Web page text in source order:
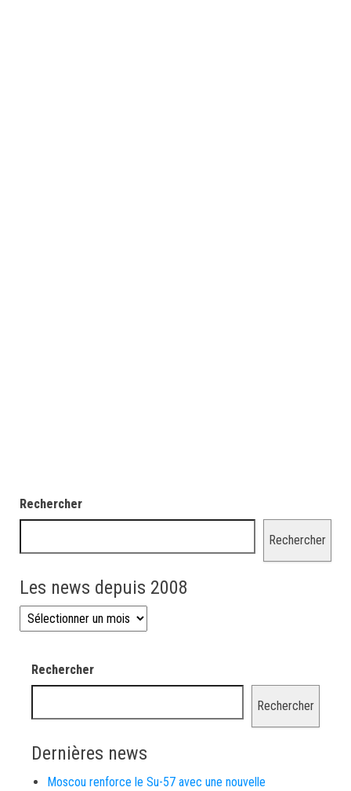
Rechercher
Rechercher
Les news depuis 2008
Les news depuis 2008
Rechercher
Rechercher
Dernières news
Moscou renforce le Su-57 avec une nouvelle